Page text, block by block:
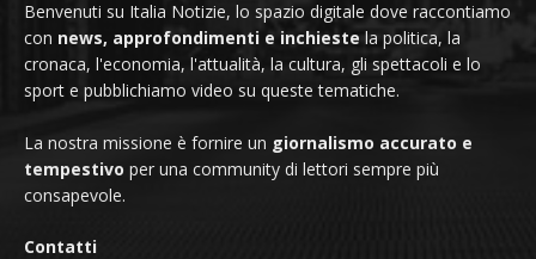
Benvenuti su Italia Notizie, lo spazio digitale dove raccontiamo
con news, approfondimenti e inchieste la politica, la
cronaca, l'economia, l'attualità, la cultura, gli spettacoli e lo
sport e pubblichiamo video su queste tematiche.
La nostra missione è fornire un giornalismo accurato e
tempestivo per una community di lettori sempre più
consapevole.
Contatti